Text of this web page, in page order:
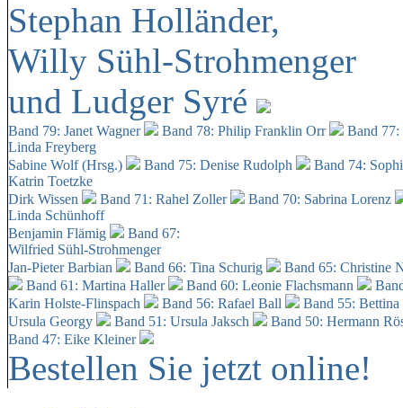
Stephan Holländer,
Willy Sühl-Strohmenger
und Ludger Syré
Band 79: Janet Wagner Band 78: Philip Franklin Orr
Band
Linda Freyberg
Sabine Wolf (Hrsg.)
Band 75: Denise Rudolph
Band 74:
Katrin Toetzke
Dirk Wissen
Band 71: Rahel Zoller
Band 70: Sabrina Lorenz
Linda Schünhoff
Benjamin Flämig
Band 67:
Wilfried Sühl-Strohmenger
Jan-Pieter Barbian
Band 66: Tina Schurig
Band 65: Christine
Band 61: Martina Haller
Band 60: Leonie Flachsmann
Karin Holste-Flinspach
Band 56: Rafael Ball
Band 55:
Ursula Georgy
Band 51: Ursula Jaksch Band 50: Hermann
Band 47: Eike Kleiner
Bestellen Sie jetzt online!